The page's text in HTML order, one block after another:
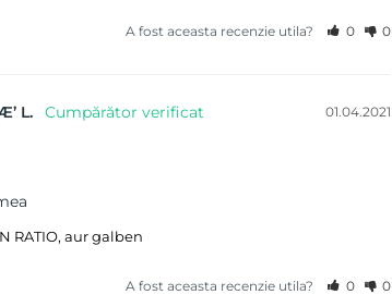
A fost aceasta recenzie utila? 0 0
01.04.2021
L.
RATIO, aur galben
A fost aceasta recenzie utila? 0 0